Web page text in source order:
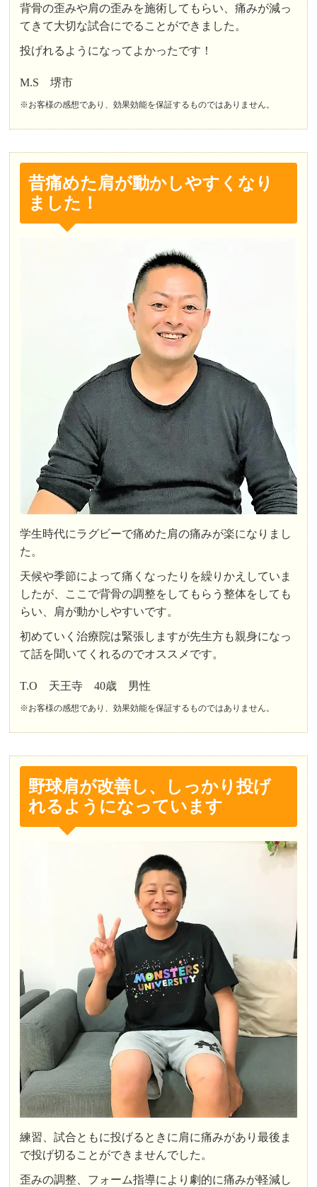
背骨の歪みや肩の歪みを施術してもらい、痛みが減っ
てきて大切な試合にでることができました。
投げれるようになってよかったです！
M.S 堺市
※お客様の感想であり、効果効能を保証するものではありません。
昔痛めた肩が動かしやすくなり
ました！
学生時代にラグビーで痛めた肩の痛みが楽になりまし
た。
天候や季節によって痛くなったりを繰りかえしていま
したが、ここで背骨の調整をしてもらう整体をしても
らい、肩が動かしやすいです。
初めていく治療院は緊張しますが先生方も親身になっ
て話を聞いてくれるのでオススメです。
T.O 天王寺 40歳 男性
※お客様の感想であり、効果効能を保証するものではありません。
野球肩が改善し、しっかり投げ
れるようになっています
練習、試合ともに投げるときに肩に痛みがあり最後ま
で投げ切ることができませんでした。
歪みの調整、フォーム指導により劇的に痛みが軽減し